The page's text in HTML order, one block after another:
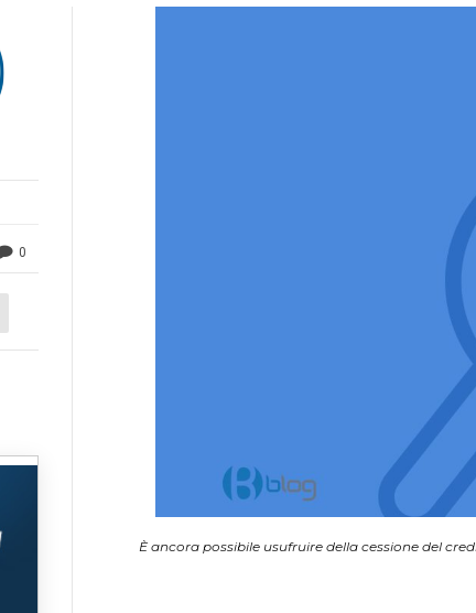
0
È ancora possibile usufruire della cessione del